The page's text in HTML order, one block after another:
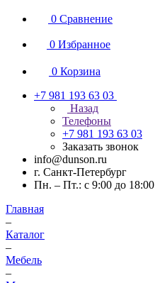
0 Сравнение
0 Избранное
0 Корзина
+7 981 193 63 03
Назад
Телефоны
+7 981 193 63 03
Заказать звонок
info@dunson.ru
г. Санкт-Петербург
Пн. – Пт.: с 9:00 до 18:00
Главная
–
Каталог
–
Мебель
–